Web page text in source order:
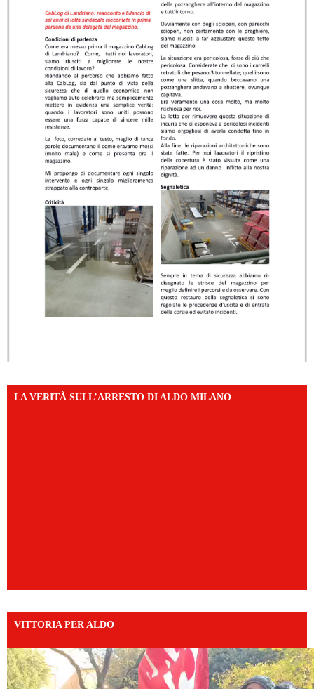
LA VERITÀ SULL’ARRESTO DI ALDO MILANO
VITTORIA PER ALDO